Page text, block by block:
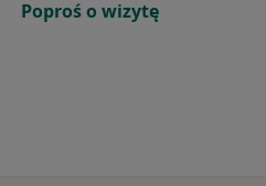
Poproś o wizytę